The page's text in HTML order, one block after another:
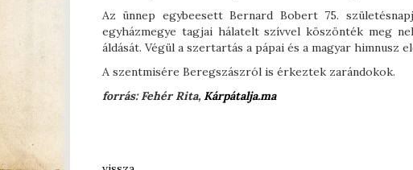
Az ünnep egybeesett Bernard Bobert 75.
egyházmegye tagjai hálatelt szívvel köszönték meg
áldását. Végül a szertartás a pápai és a magyar himnusz
A szentmisére Beregszászról is érkeztek zarándokok.
forrás: Fehér Rita, Kárpátalja.ma